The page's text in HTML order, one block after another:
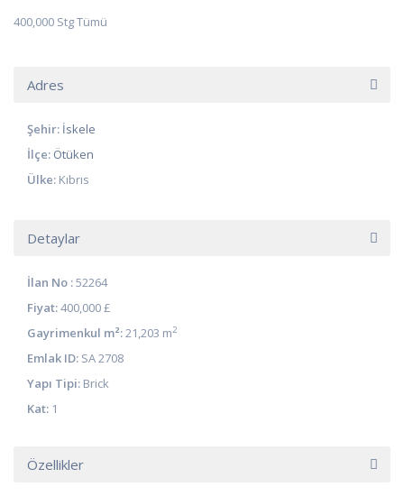
400,000 Stg Tümü
Adres
Şehir: İskele
İlçe: Ötüken
Ülke: Kıbrıs
Detaylar
İlan No :52264
Fiyat:400,000 £
Gayrimenkul m²:21,203 m2
Emlak ID: SA 2708
Yapı Tipi: Brick
Kat: 1
Özellikler